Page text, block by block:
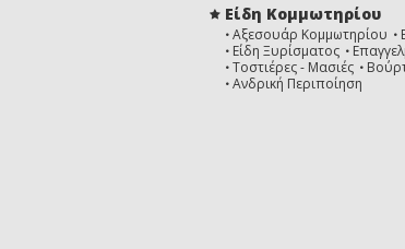
Είδη Κομμωτηρίου
Αξεσουάρ Κομμωτηρίου
Είδη Ξυρίσματος
Τοστιέρες - Μασιές
Ανδρική Περιποίηση